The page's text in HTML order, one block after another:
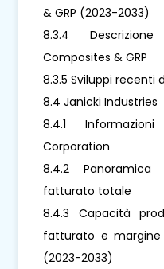
& GRP (2023-2033)
8.3.4
Composites & GRP
8.3.5 Sviluppi recenti
8.4 Janicki Industries
8.4.1
Corporation
8.4.2
fatturato totale
8.4.3 Capacità
fatturato e margine
(2023-2033)